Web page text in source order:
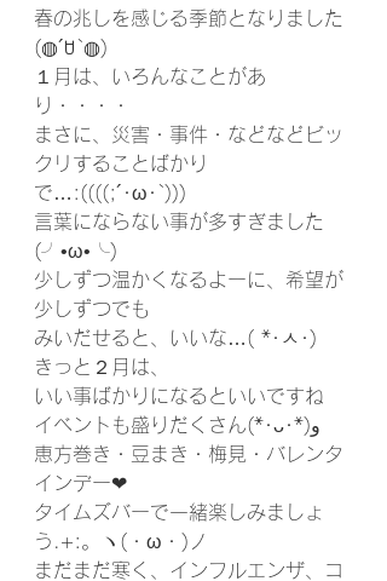
春の兆しを感じる季節となりました
(◍´ꇴ`◍)
１月は、いろんなことがあ
り・・・・
まさに、災害・事件・などなどビッ
クリすることばかり
で…:((((;´･ω･`)))
言葉にならない事が多すぎました
(╯•ω•╰)
少しずつ温かくなるよーに、希望が
少しずつでも
みいだせると、いいな…( *･ㅅ･)
きっと２月は、
いい事ばかりになるといいですね
イベントも盛りだくさん(*･ᴗ･*)و
恵方巻き・豆まき・梅見・バレンタ
インデー❤
タイムズバーで一緒楽しみましょ
う.+:。ヽ(・ω・)ノ
まだまだ寒く、インフルエンザ、コ